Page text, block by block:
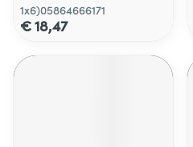
1x6)05864666171
€ 18,47